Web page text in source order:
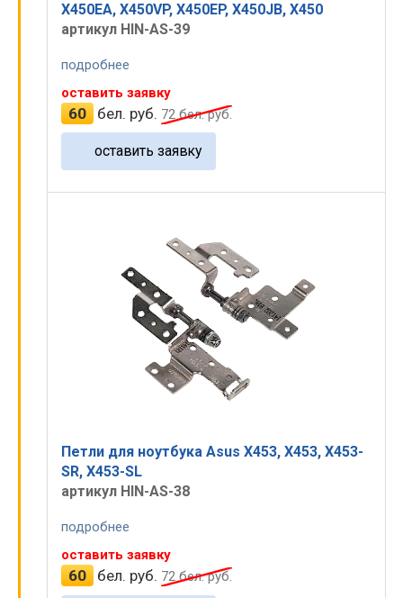
X450EA, X450VP, X450EP, X450JB, X450
артикул HIN-AS-39
подробнее
оставить заявку
60 бел. руб. 72бел. руб.
оставить заявку
Петли для ноутбука Asus X453, X453, X453-
SR, X453-SL
артикул HIN-AS-38
подробнее
оставить заявку
60 бел. руб. 72бел. руб.